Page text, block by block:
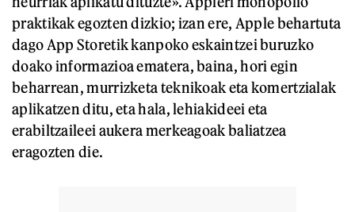
praktikak egozten dizkio; izan ere, Apple behartuta
dago App Storetik kanpoko eskaintzei buruzko
doako informazioa ematera, baina, hori egin
beharrean, murrizketa teknikoak eta komertzialak
aplikatzen ditu, eta hala, lehiakideei eta
erabiltzaileei aukera merkeagoak baliatzea
eragozten die.